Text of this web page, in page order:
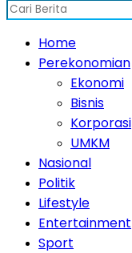
Home
Perekonomian
Ekonomi
Bisnis
Korporasi
UMKM
Nasional
Politik
Lifestyle
Entertainment
Sport